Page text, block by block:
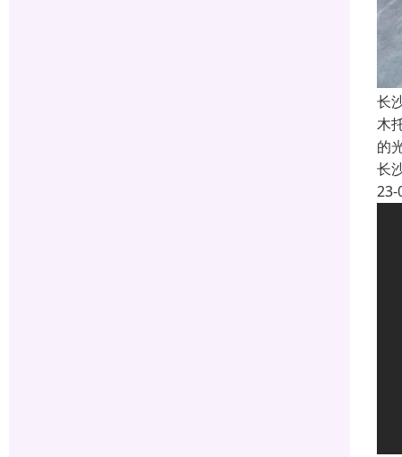
长
木
的
长
23-